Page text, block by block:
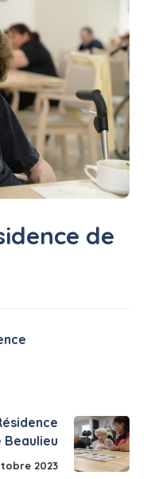
de
Beaulieu
2023